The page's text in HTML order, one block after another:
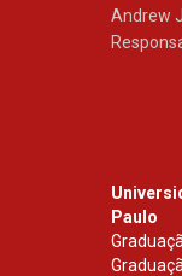
Andrew
Paulo